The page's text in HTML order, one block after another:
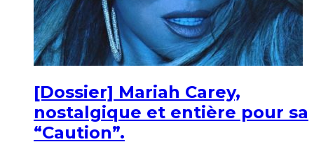
[Dossier] Mariah Carey,
nostalgique et entière pour sa
“Caution”.